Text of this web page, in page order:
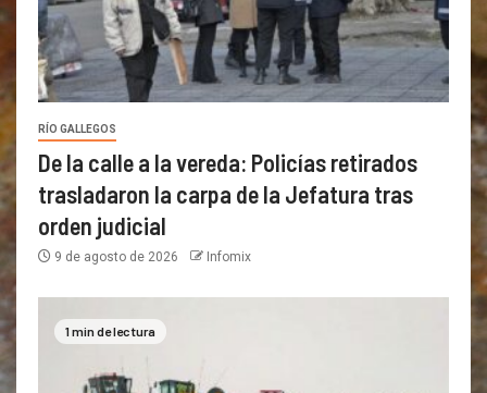
RÍO GALLEGOS
De la calle a la vereda: Policías retirados
trasladaron la carpa de la Jefatura tras
orden judicial
9 de agosto de 2026 Infomix
1 min de lectura